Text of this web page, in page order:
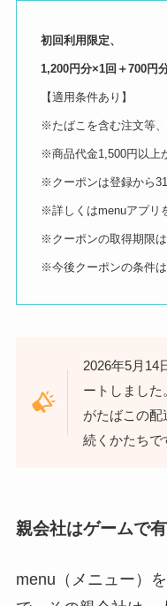
初回利用限定、
1,200円分×1回＋700円
【適用条件あり】
※たばこを含む注文等
※商品代金1,500円以上
※クーポンは登録から
※詳しくはmenuアプリ
※クーポンの取得期限
※今後クーポンの条件
2026年5月14
ートしました
がたばこの配
続くかたちで
親会社はゲームで
menu（メニュー）